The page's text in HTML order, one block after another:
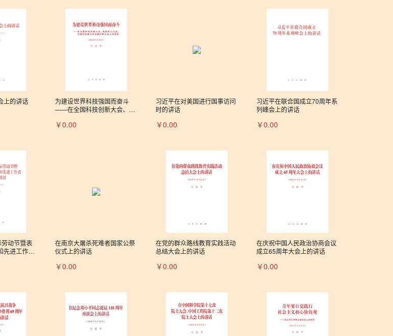
上的讲话
为建设世界科技强国而奋斗
——在全国科技创新大会、两
全国代表大会上的讲话
￥0.00
习近平在对美国进行国事访问
时的讲话
￥0.00
习近平在联合国成立70周年系
列峰会上的讲话
￥0.00
劳动节暨表
先进工作者
在南京大屠杀死难者国家公祭
仪式上的讲话
￥0.00
在党的群众路线教育实践活动
总结大会上的讲话
￥0.00
在庆祝中国人民政治协商会议
成立65周年大会上的讲话
￥0.00